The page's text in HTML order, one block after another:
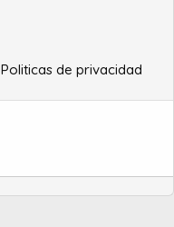
Politicas de privacidad